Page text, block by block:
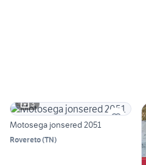
3
Motosega jonsered 2051
Rovereto(TN)